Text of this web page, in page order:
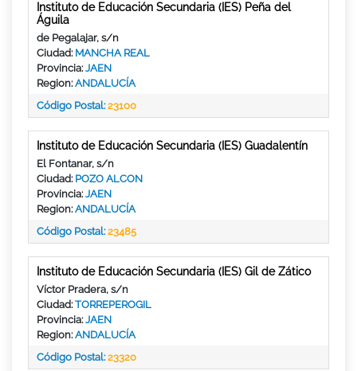
Instituto de Educación Secundaria (IES) Peña del
Águila
de Pegalajar, s/n
Ciudad: MANCHA REAL
Provincia:JAEN
Region:ANDALUCÍA
Código Postal:23100
Instituto de Educación Secundaria (IES) Guadalentín
El Fontanar, s/n
Ciudad: POZO ALCON
Provincia:JAEN
Region:ANDALUCÍA
Código Postal:23485
Instituto de Educación Secundaria (IES) Gil de Zático
Víctor Pradera, s/n
Ciudad:TORREPEROGIL
Provincia:JAEN
Region:ANDALUCÍA
Código Postal:23320